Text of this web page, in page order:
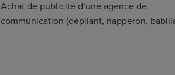
Achat de publicité d’une agence de
communication (dépliant, napperon,